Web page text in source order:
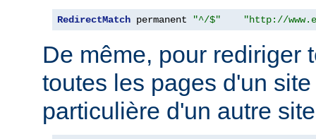
RedirectMatch permanent "^/$" "http://
De même, pour rediriger
toutes les pages d'un
particulière d'un autre